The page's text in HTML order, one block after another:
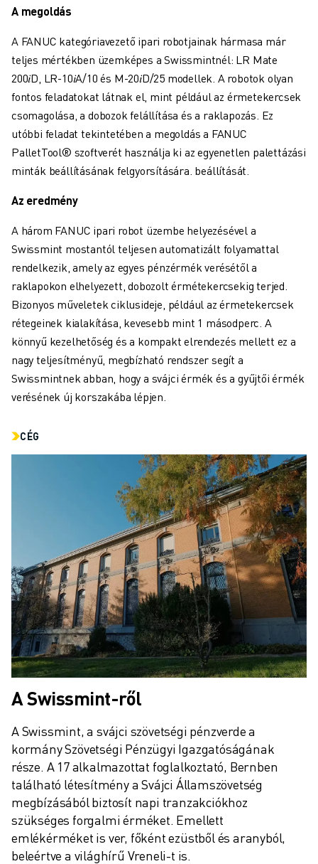
KÉPZÉS ÉS OKTATÁS
MEGOLDÁSOK AZ IPAR SZÁMÁRA
MEGOLDÁSOK AZ OKTATÁS SZÁMÁRA
WORLDSKILLS & FIATAL TEHETSÉGEK
OKTATÁSI RENDEZVÉNYEK
HÍREK ÉS MÉDIA
HÍREK ÉS MÉDIA
ESEMÉNYEK
OKTATÁSI RENDEZVÉNYEK
A FANUC-RÓL
A FANUC EURÓPÁBAN
TELEPHELYEINK
FENNTARTHATÓSÁG
KARRIER
ALAKÍTSA JÖVŐJÉT A FANUC-KAL
CSATLAKOZZON HOZZÁNK " KARRIER PORTÁL
KAPCSOLAT
KAPCSOLAT
TELEPHELYEK
IMPRESSZUM
A megoldás
A FANUC kategóriavezető ipari robotjainak hármasa már
teljes mértékben üzemképes a Swissmintnél: LR Mate
200𝑖D, LR-10𝑖A/10 és M-20𝑖D/25 modellek. A robotok olyan
fontos feladatokat látnak el, mint például az érmetekercsek
csomagolása, a dobozok felállítása és a raklapozás. Ez
utóbbi feladat tekintetében a megoldás a FANUC
PalletTool® szoftverét használja ki az egyenetlen palettázási
minták beállításának felgyorsítására. beállítását.
Az eredmény
A három FANUC ipari robot üzembe helyezésével a
Swissmint mostantól teljesen automatizált folyamattal
rendelkezik, amely az egyes pénzérmék verésétől a
raklapokon elhelyezett, dobozolt érmétekercsekig terjed.
Bizonyos műveletek ciklusideje, például az érmetekercsek
rétegeinek kialakítása, kevesebb mint 1 másodperc. A
könnyű kezelhetőség és a kompakt elrendezés mellett ez a
nagy teljesítményű, megbízható rendszer segít a
Swissmintnek abban, hogy a svájci érmék és a gyűjtői érmék
verésének új korszakába lépjen.
CÉG
A Swissmint-ről
A Swissmint, a svájci szövetségi pénzverde a
kormány Szövetségi Pénzügyi Igazgatóságának
része. A 17 alkalmazottat foglalkoztató, Bernben
található létesítmény a Svájci Államszövetség
megbízásából biztosít napi tranzakciókhoz
szükséges forgalmi érméket. Emellett
emlékérméket is ver, főként ezüstből és aranyból,
beleértve a világhírű Vreneli-t is.